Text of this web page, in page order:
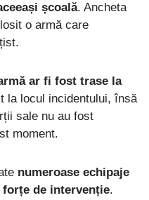
școală. Ancheta
o armă care
ar fi fost trase la
la locul incidentului, însă
sale nu au fost
moment.
numeroase echipaje
de intervenție.